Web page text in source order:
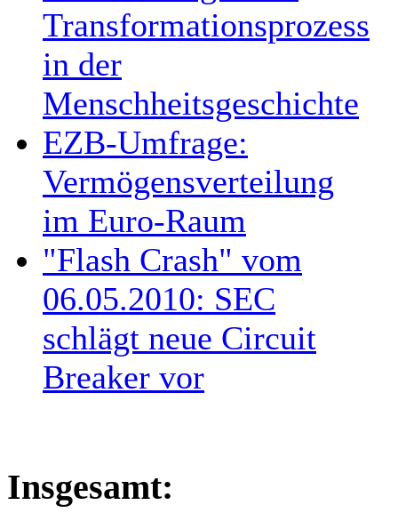
Transformationsprozess
in der
Menschheitsgeschichte
EZB-Umfrage:
Vermögensverteilung
im Euro-Raum
"Flash Crash" vom
06.05.2010: SEC
schlägt neue Circuit
Breaker vor
Insgesamt: